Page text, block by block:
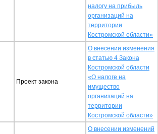
налогу на прибыль
организаций на
территории
Костромской области»
Проект закона
О внесении изменения
в статью 4 Закона
Костромской области
«О налоге на
имущество
организаций на
территории
Костромской области»
О внесении изменений